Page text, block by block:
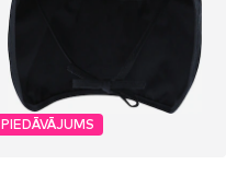
PIEDĀVĀJUMS